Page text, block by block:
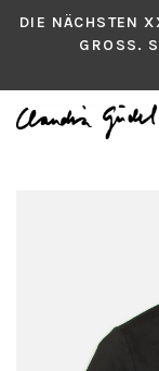
DIE NÄCHSTEN
GROSS.